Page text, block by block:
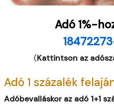
Adó 1%-
(Kattintson az
Adó 1 százalék
Adóbevalláskor az adó 1+1